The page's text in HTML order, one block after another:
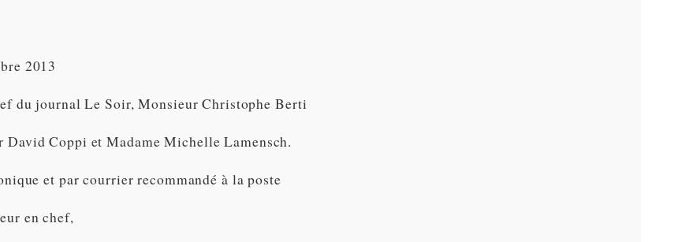
2013
du journal Le Soir, Monsieur Christophe Berti
David Coppi et Madame Michelle Lamensch.
et par courrier recommandé à la poste
en chef,